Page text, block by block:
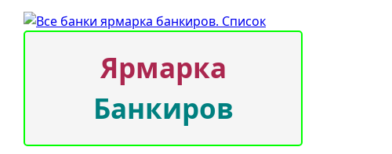
Ярмарка
Банкиров